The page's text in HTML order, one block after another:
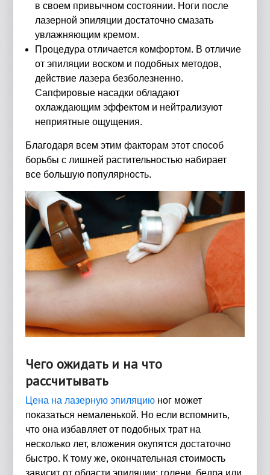
в своем привычном состоянии. Ноги после
лазерной эпиляции достаточно смазать
увлажняющим кремом.
Процедура отличается комфортом. В отличие
от эпиляции воском и подобных методов,
действие лазера безболезненно.
Сапфировые насадки обладают
охлаждающим эффектом и нейтрализуют
неприятные ощущения.
Благодаря всем этим факторам этот способ
борьбы с лишней растительностью набирает
все большую популярность.
Чего ожидать и на что
рассчитывать
Цена на лазерную эпиляцию ног может
показаться немаленькой. Но если вспомнить,
что она избавляет от подобных трат на
несколько лет, вложения окупятся достаточно
быстро. К тому же, окончательная стоимость
зависит от области эпиляции: голени, бедра или